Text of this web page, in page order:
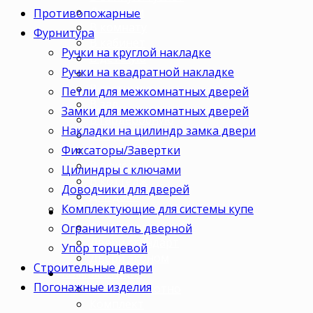
Для кухни
В комнату
В кабинет
В детскую
В спальню
В гостиную
В гардеробную
В коридор
В кладовку
В офис
В коттедж
Для дачи
Ценовая категория
Двери премиум
Двери стандарт
Двери эконом
Комплектация
Только полотно
Противопожарные
Фурнитура
Ручки на круглой накладке
Ручки на квадратной накладке
Петли для межкомнатных дверей
Замки для межкомнатных дверей
Накладки на цилиндр замка двери
Фиксаторы/Завертки
Цилиндры с ключами
Доводчики для дверей
Комплектующие для системы купе
Ограничитель дверной
Упор торцевой
Строительные двери
Погонажные изделия